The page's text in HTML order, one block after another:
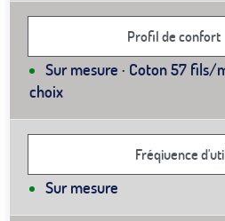
Profil de confort
Sur mesure · Coton 57 fils/
choix
Fréqiuence
Sur mesure